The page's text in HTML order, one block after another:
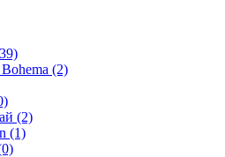
(2)
(2)
(1)